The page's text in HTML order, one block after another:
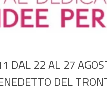
DAL 22 AL 27
DEL